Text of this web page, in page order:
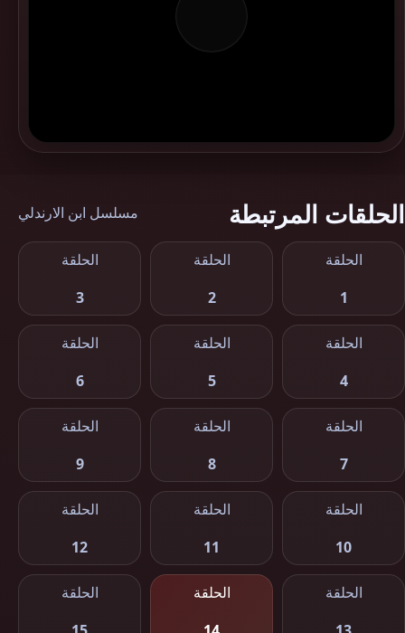
الحلقات المرتبطة مسلسل ابن الارندلي
الحلقة
1
الحلقة
2
الحلقة
3
الحلقة
4
الحلقة
5
الحلقة
6
الحلقة
7
الحلقة
8
الحلقة
9
الحلقة
10
الحلقة
11
الحلقة
12
الحلقة
الحلقة
الحلقة